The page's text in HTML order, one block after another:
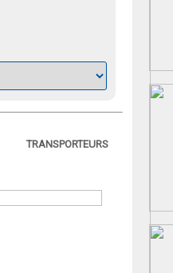
TRANSPORTEURS